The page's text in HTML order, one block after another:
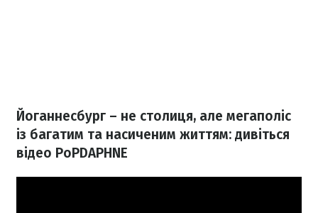
Йоганнесбург – не столиця, але мегаполіс
із багатим та насиченим життям: дивіться
відео PoPDAPHNE